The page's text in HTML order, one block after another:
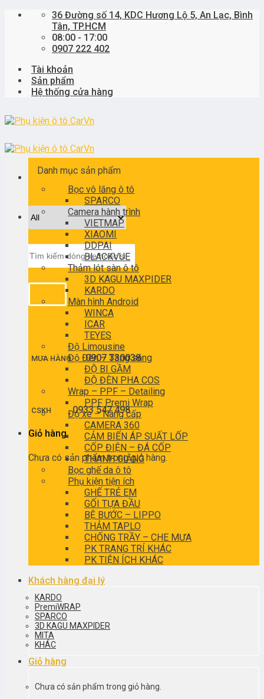
Skip
36 Đường số 14, KDC Hương Lộ 5, An Lạc, Bình
Tân, TP.HCM
08:00 - 17:00
0907 222 402
Tài khoản
Sản phẩm
Hệ thống cửa hàng
kiếm:
MUA HÀNG0907 330038
CSKH0933 547 498
Giỏ hàng
Chưa có sản phẩm trong giỏ hàng.
Danh mục sản phẩm
Bọc vô lăng ô tô
SPARCO
Camera hành trình
VIETMAP
XIAOMI
DDPAI
BLACKVUE
Thảm lót sàn ô tô
3D KAGU MAXPIDER
KARDO
Màn hình Android
WINCA
ICAR
TEYES
Độ Limousine
Độ Đèn – Tăng sáng
ĐỘ BI GẦM
ĐỘ ĐÈN PHA COS
Wrap – PPF – Detailing
PPF Premi Wrap
Độ xe – Nâng cấp
CAMERA 360
CẢM BIẾN ÁP SUẤT LỐP
CỐP ĐIỆN – ĐÁ CỐP
THANH GIẰNG
Bọc ghế da ô tô
Phụ kiện tiện ích
GHẾ TRẺ EM
GỐI TỰA ĐẦU
BỆ BƯỚC – LIPPO
THẢM TAPLO
CHỐNG TRẦY – CHE MƯA
PK TRANG TRÍ KHÁC
PK TIỆN ÍCH KHÁC
Khách hàng đại lý
KARDO
PremiWRAP
SPARCO
3D KAGU MAXPIDER
MITA
KHÁC
Giỏ hàng
Chưa có sản phẩm trong giỏ hàng.